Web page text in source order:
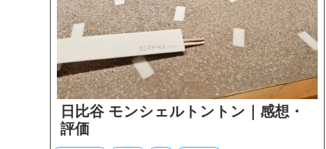
日比谷 モンシェルトントン｜感想・
評価